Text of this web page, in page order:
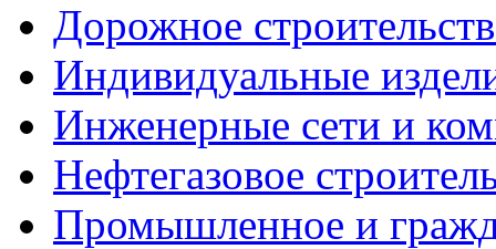
Дорожное
Индивидуальные
Инженерные сети и
Нефтегазовое
Промышленное и